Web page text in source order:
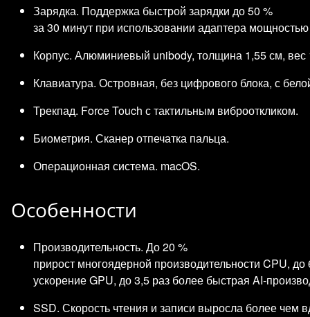
Зарядка. Поддержка быстрой зарядки до 50 %
за 30 минут при использовании адаптера
Корпус. Алюминиевый unibody, толщина 1,55 см, вес
Клавиатура. Островная, без цифрового блока, с
Трекпад. Force Touch с тактильным виброоткликом.
Биометрия. Сканер отпечатка пальца.
Операционная система. macOS.
Особенности
Производительность. До 20 %
прирост многоядерной производительности CPU, до
ускорение GPU, до 3,5 раз более быстрая
SSD. Скорость чтения и записи выросла более